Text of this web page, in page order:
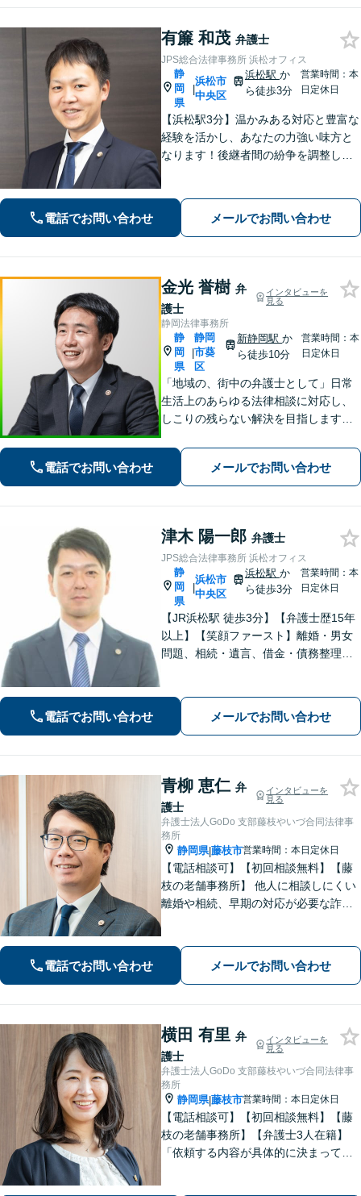
有簾 和茂 弁護士
JPS総合法律事務所 浜松オフィス
静
岡
県
|
浜松市
中央区
浜松駅 か
ら徒歩3分
営業時間：本
日定休日
【浜松駅3分】温かみある対応と豊富な
経験を活かし、あなたの力強い味方と
なります！後継者間の紛争を調整し、
浜松の企業を支援します。医療／運送
／介護／建設ほか【休日・夜間相談
電話でお問い合わせ メールでお問い合わせ
金光 誉樹 弁
護士
インタビューを
見る
静岡法律事務所
静
岡
県
|
静岡
市葵
区
新静岡駅か
ら徒歩10分
営業時間：本
日定休日
「地域の、街中の弁護士として」日常
生活上のあらゆる法律相談に対応し、
しこりの残らない解決を目指します。
ら思っていただけるよう、どのような
案件にも誠心誠意取り組んでいく所存
です。
電話でお問い合わせ メールでお問い合わせ
津木 陽一郎 弁護士
JPS総合法律事務所 浜松オフィス
静
岡
県
|
浜松市
中央区
浜松駅 か
ら徒歩3分
営業時間：本
日定休日
【JR浜松駅 徒歩3分】【弁護士歴15年
以上】【笑顔ファースト】離婚・男女
問題、相続・遺言、借金・債務整理な
顔で前を向いていただけるように全力
でサポートいたします。【初回面談無
電話でお問い合わせ メールでお問い合わせ
青柳 恵仁 弁
護士
インタビューを
見る
弁護士法人GoDo 支部藤枝やいづ合同法律事
務所
静岡県|藤枝市営業時間：本日定休日
【電話相談可】【初回相談無料】【藤
枝の老舗事務所】 他人に相談しにくい
離婚や相続、早期の対応が必要な詐欺
か」と悩まずに、まずはご相談くださ
い【弁護士3人在籍】
電話でお問い合わせ メールでお問い合わせ
横田 有里 弁
護士
インタビューを
見る
弁護士法人GoDo 支部藤枝やいづ合同法律事
務所
静岡県|藤枝市営業時間：本日定休日
【電話相談可】【初回相談無料】【藤
枝の老舗事務所】【弁護士3人在籍】
「依頼する内容が具体的に決まってい